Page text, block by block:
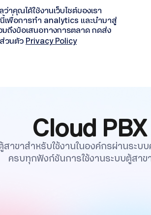
าคุณได้ใช้งานเว็บไซต์ของเรา
นี้เพื่อการทำ analytics และนำมาสู่
ถึงข้อเสนอทางการตลาด กดส่ง
วนตัว Privacy Policy
Cloud
าขาสำหรับใช้งานในองค์กรผ่านระบ
ครบทุกฟังก์ชันการใช้งานระบบตู้สา